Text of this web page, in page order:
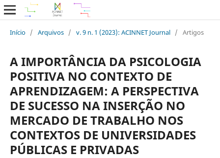
Início / Arquivos / v. 9 n. 1 (2023): ACINNET Journal / Artigos
A IMPORTÂNCIA DA PSICOLOGIA
POSITIVA NO CONTEXTO DE
APRENDIZAGEM: A PERSPECTIVA
DE SUCESSO NA INSERÇÃO NO
MERCADO DE TRABALHO NOS
CONTEXTOS DE UNIVERSIDADES
PÚBLICAS E PRIVADAS